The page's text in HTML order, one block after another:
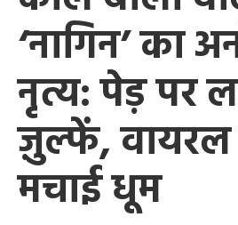
‘नागिन’ का
नृत्य: पेड़ पर
ज़ुल्फें, वायरल
मचाई धूम